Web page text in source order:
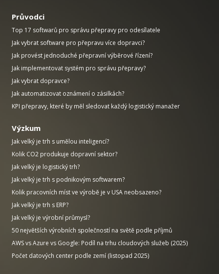
Průvodci
Top 17 softwarů pro správu přepravy pro odesílatele
Jak vybrat software pro přepravu více dopravci?
Jak provést jednoduché přepravní výběrové řízení?
Jak implementovat systém pro správu přepravy?
Jak vybrat dopravce?
Jak automatizovat oznámení o zásilkách?
KPI přepravy, které by měl sledovat každý logistický manažer
Výzkum
Jak velký je trh s umělou inteligencí?
Kolik CO2 produkuje dopravní sektor?
Jak velký je logistický trh?
Jak velký je trh s podnikovým softwarem?
Kolik pracovních míst ve výrobě je v USA neobsazeno?
Jak velký je trh s ERP?
Jak velký je výrobní průmysl?
50 největších výrobních společností na světě podle příjmů
AWS vs Azure vs Google: Podíl na trhu cloudových služeb (2025)
Počet datových center podle zemí (listopad 2025)